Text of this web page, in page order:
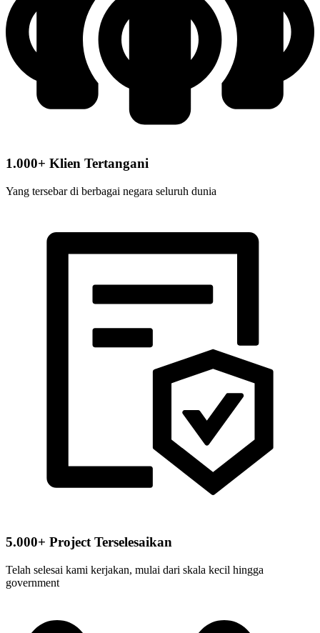
1.000+ Klien Tertangani
Yang tersebar di berbagai negara seluruh dunia
5.000+ Project Terselesaikan
Telah selesai kami kerjakan, mulai dari skala kecil hingga
government